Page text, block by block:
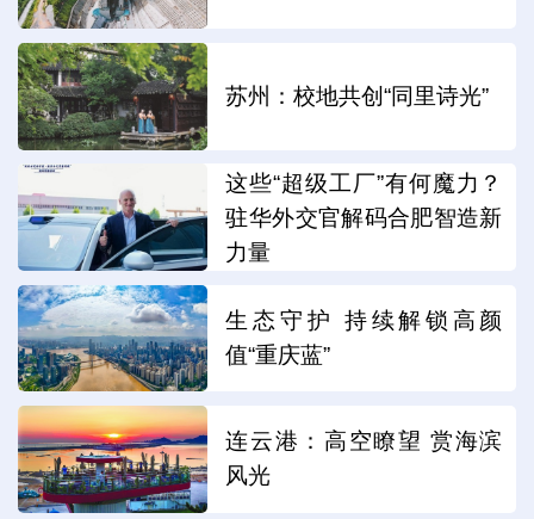
苏州：校地共创“同里诗光”
这些“超级工厂”有何魔力？
驻华外交官解码合肥智造新
力量
生态守护 持续解锁高颜
值“重庆蓝”
连云港：高空瞭望 赏海滨
风光